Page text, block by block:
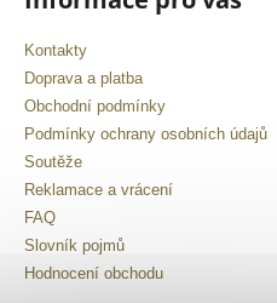
Kontakty
Doprava a platba
Obchodní podmínky
Podmínky ochrany osobních údajů
Soutěže
Reklamace a vrácení
FAQ
Slovník pojmů
Hodnocení obchodu